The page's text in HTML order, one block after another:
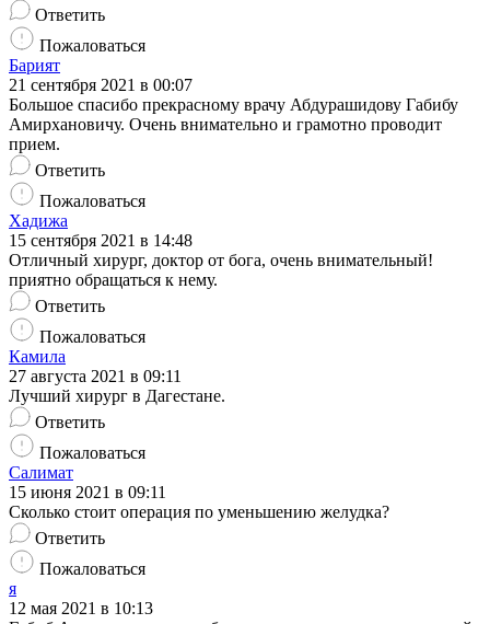
Ответить
Пожаловаться
Барият
21 сентября 2021 в 00:07
Большое спасибо прекрасному врачу Абдурашидову Габибу
Амирхановичу. Очень внимательно и грамотно проводит
прием.
Ответить
Пожаловаться
Хадижа
15 сентября 2021 в 14:48
Отличный хирург, доктор от бога, очень внимательный!
приятно обращаться к нему.
Ответить
Пожаловаться
Камила
27 августа 2021 в 09:11
Лучший хирург в Дагестане.
Ответить
Пожаловаться
Салимат
15 июня 2021 в 09:11
Сколько стоит операция по уменьшению желудка?
Ответить
Пожаловаться
я
12 мая 2021 в 10:13